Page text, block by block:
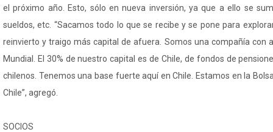
el próximo año. Esto, sólo en nueva inversión, ya que a ello se
sueldos, etc. “Sacamos todo lo que se recibe y se pone para
reinvierto y traigo más capital de afuera. Somos una compañía con
Mundial. El 30% de nuestro capital es de Chile, de fondos de
chilenos. Tenemos una base fuerte aquí en Chile. Estamos en la
Chile”, agregó.
SOCIOS